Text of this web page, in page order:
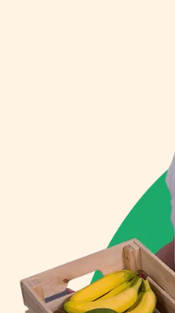
tot 5 dagen
gemiddelde vijg
geen vet,
koolhydraten
0,5 gram eiwit